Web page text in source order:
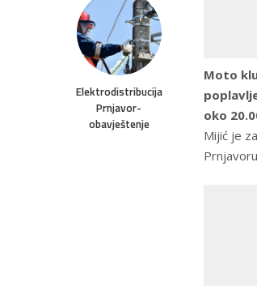
Elektrodistribucija
Prnjavor-
obavještenje
Moto
oko
Mijić je